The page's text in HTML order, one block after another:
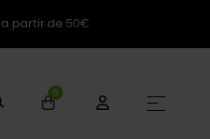
a partir de 50€
0
☰